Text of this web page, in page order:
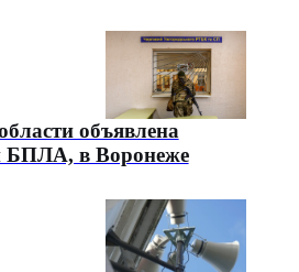
объявлена
БПЛА, в Воронеже